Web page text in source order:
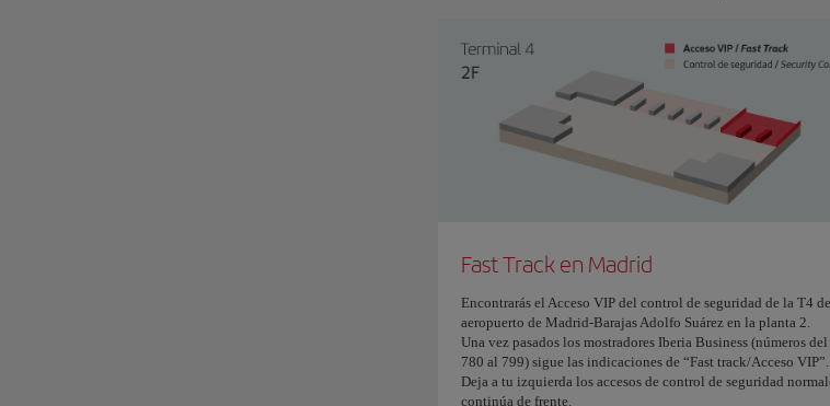
Fast Track en Madrid
Encontrarás el Acceso VIP del control de seguridad de la T4
aeropuerto de Madrid-Barajas Adolfo Suárez en la planta 2.
Una vez pasados los mostradores Iberia Business (números del
780 al 799) sigue las indicaciones de “Fast track/Acceso VIP”.
Deja a tu izquierda los accesos de control de seguridad
continúa de frente.